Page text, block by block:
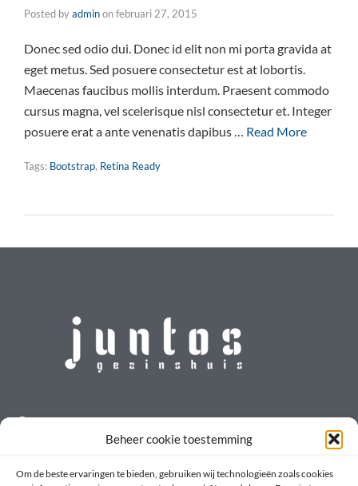
Beheer cookie toestemming
Om de beste ervaringen te bieden, gebruiken wij technologieën zoals cookies
Posted byadminonfebruari 27, 2015
Donec sed odio dui. Donec id elit non mi porta gravida at
eget metus. Sed posuere consectetur est at lobortis.
Maecenas faucibus mollis interdum. Praesent commodo
cursus magna, vel scelerisque nisl consectetur et. Integer
posuere erat a ante venenatis dapibus … Read More
Tags: Bootstrap, Retina Ready
Contact
info@gezinshuisjuntos.nl